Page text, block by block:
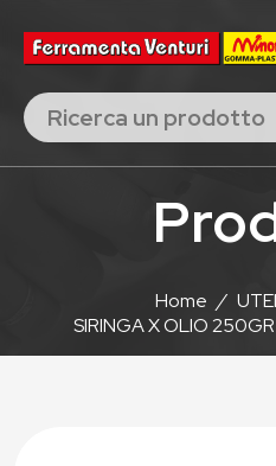
Home /
SIRINGA X OLIO